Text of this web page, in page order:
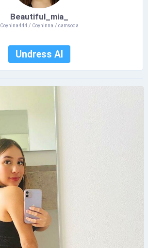
Beautiful_mia_
Coynina444 / Coyninna / camsoda
Undress AI